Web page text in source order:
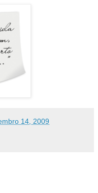
14, 2009